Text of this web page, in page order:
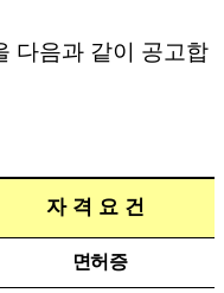
다음과 같이 공고합
자 격 요 건
면허증